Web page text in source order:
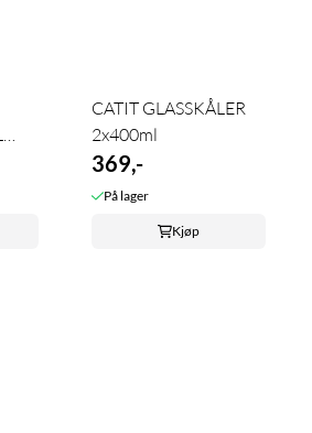
CATIT GLASSKÅLER
2x400ml
369,-
På lager
Kjøp